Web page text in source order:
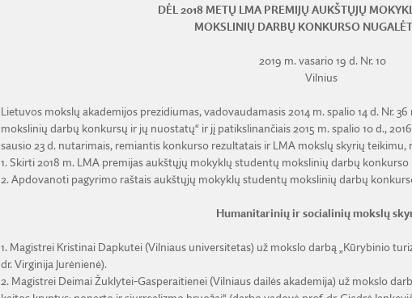
DĖL 2018 METŲ LMA PREMIJŲ AUKŠTŲJŲ
MOKSLINIŲ DARBŲ KONKURSO
2019 m. vasario 19 d. Nr. 10
Vilnius
Lietuvos mokslų akademijos prezidiumas, vadovaudamasis 2014 m. spalio 14 d. Nr.
mokslinių darbų konkursų ir jų nuostatų“ ir jį patikslinančiais 2015 m. spalio 10 d.,
sausio 23 d. nutarimais, remiantis konkurso rezultatais ir LMA mokslų skyrių teikimu,
1. Skirti 2018 m. LMA premijas aukštųjų mokyklų studentų mokslinių darbų konkurso
2. Apdovanoti pagyrimo raštais aukštųjų mokyklų studentų mokslinių darbų
Humanitarinių ir socialinių mokslų
1. Magistrei Kristinai Dapkutei (Vilniaus universitetas) už mokslo darbą „Kūrybinio
dr. Virginija Jurėnienė).
2. Magistrei Deimai Žuklytei-Gasperaitienei (Vilniaus dailės akademija) už mokslo